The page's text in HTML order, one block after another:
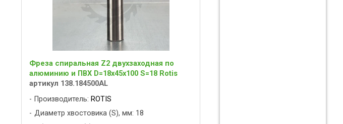
Фреза спиральная Z2 двухзаходная по
алюминию и ПВХ D=18x45x100 S=18 Rotis
артикул 138.184500AL
Производитель: ROTIS
Диаметр хвостовика (S), мм: 18